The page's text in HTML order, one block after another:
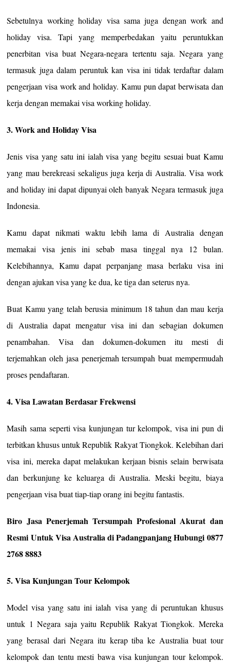
Sebetulnya working holiday visa sama juga dengan work and
holiday visa. Tapi yang memperbedakan yaitu peruntukkan
penerbitan visa buat Negara-negara tertentu saja. Negara yang
termasuk juga dalam peruntuk kan visa ini tidak terdaftar dalam
pengerjaan visa work and holiday. Kamu pun dapat berwisata dan
kerja dengan memakai visa working holiday.
3. Work and Holiday Visa
Jenis visa yang satu ini ialah visa yang begitu sesuai buat Kamu
yang mau berekreasi sekaligus juga kerja di Australia. Visa work
and holiday ini dapat dipunyai oleh banyak Negara termasuk juga
Indonesia.
Kamu dapat nikmati waktu lebih lama di Australia dengan
memakai visa jenis ini sebab masa tinggal nya 12 bulan.
Kelebihannya, Kamu dapat perpanjang masa berlaku visa ini
dengan ajukan visa yang ke dua, ke tiga dan seterus nya.
Buat Kamu yang telah berusia minimum 18 tahun dan mau kerja
di Australia dapat mengatur visa ini dan sebagian dokumen
penambahan. Visa dan dokumen-dokumen itu mesti di
terjemahkan oleh jasa penerjemah tersumpah buat mempermudah
proses pendaftaran.
4. Visa Lawatan Berdasar Frekwensi
Masih sama seperti visa kunjungan tur kelompok, visa ini pun di
terbitkan khusus untuk Republik Rakyat Tiongkok. Kelebihan dari
visa ini, mereka dapat melakukan kerjaan bisnis selain berwisata
dan berkunjung ke keluarga di Australia. Meski begitu, biaya
pengerjaan visa buat tiap-tiap orang ini begitu fantastis.
Biro Jasa Penerjemah Tersumpah Profesional Akurat dan
Resmi Untuk Visa Australia di Padangpanjang Hubungi 0877
2768 8883
5. Visa Kunjungan Tour Kelompok
Model visa yang satu ini ialah visa yang di peruntukan khusus
untuk 1 Negara saja yaitu Republik Rakyat Tiongkok. Mereka
yang berasal dari Negara itu kerap tiba ke Australia buat tour
kelompok dan tentu mesti bawa visa kunjungan tour kelompok.